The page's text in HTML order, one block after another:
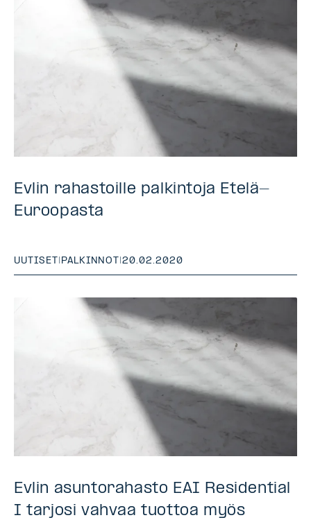
Evlin rahastoille palkintoja Etelä-
Euroopasta
UUTISET PALKINNOT |20.02.2020
Evlin asuntorahasto EAI Residential
I tarjosi vahvaa tuottoa myös